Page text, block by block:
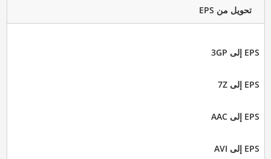
تحويل من EPS
EPS إلى 3GP
EPS إلى 7Z
EPS إلى AAC
EPS إلى AVI